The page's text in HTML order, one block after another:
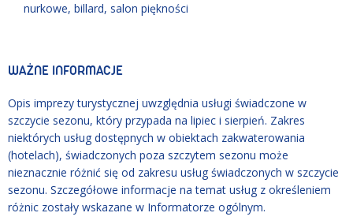
nurkowe, billard, salon piękności
WAŻNE INFORMACJE
Opis imprezy turystycznej uwzględnia usługi świadczone w
szczycie sezonu, który przypada na lipiec i sierpień. Zakres
niektórych usług dostępnych w obiektach zakwaterowania
(hotelach), świadczonych poza szczytem sezonu może
nieznacznie różnić się od zakresu usług świadczonych w szczycie
sezonu. Szczegółowe informacje na temat usług z określeniem
różnic zostały wskazane w Informatorze ogólnym.